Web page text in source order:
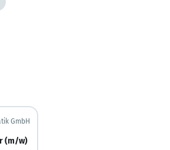
GmbH
(m/w)